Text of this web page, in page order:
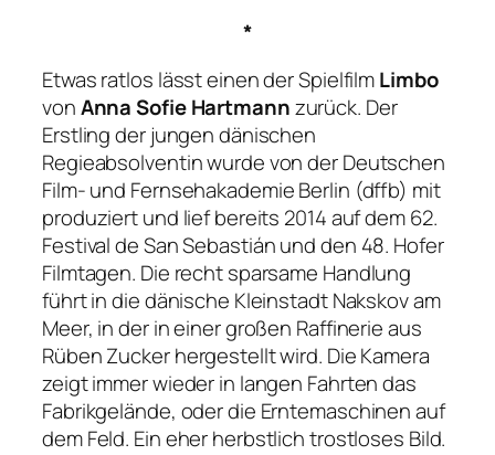
*
Etwas ratlos lässt einen der SpielfilmLimbo
vonAnna Sofie Hartmannzurück. Der
Erstling der jungen dänischen
Regieabsolventin wurde von der Deutschen
Film- und Fernsehakademie Berlin (dffb) mit
produziert und lief bereits 2014 auf dem 62.
Festival de San Sebastián und den 48. Hofer
Filmtagen. Die recht sparsame Handlung
führt in die dänische Kleinstadt Nakskov am
Meer, in der in einer großen Raffinerie aus
Rüben Zucker hergestellt wird. Die Kamera
zeigt immer wieder in langen Fahrten das
Fabrikgelände, oder die Erntemaschinen auf
dem Feld. Ein eher herbstlich trostloses Bild.